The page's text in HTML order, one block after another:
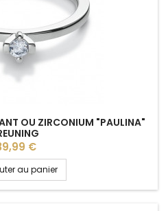
OU ZIRCONIUM "PAULINA"
€
au panier